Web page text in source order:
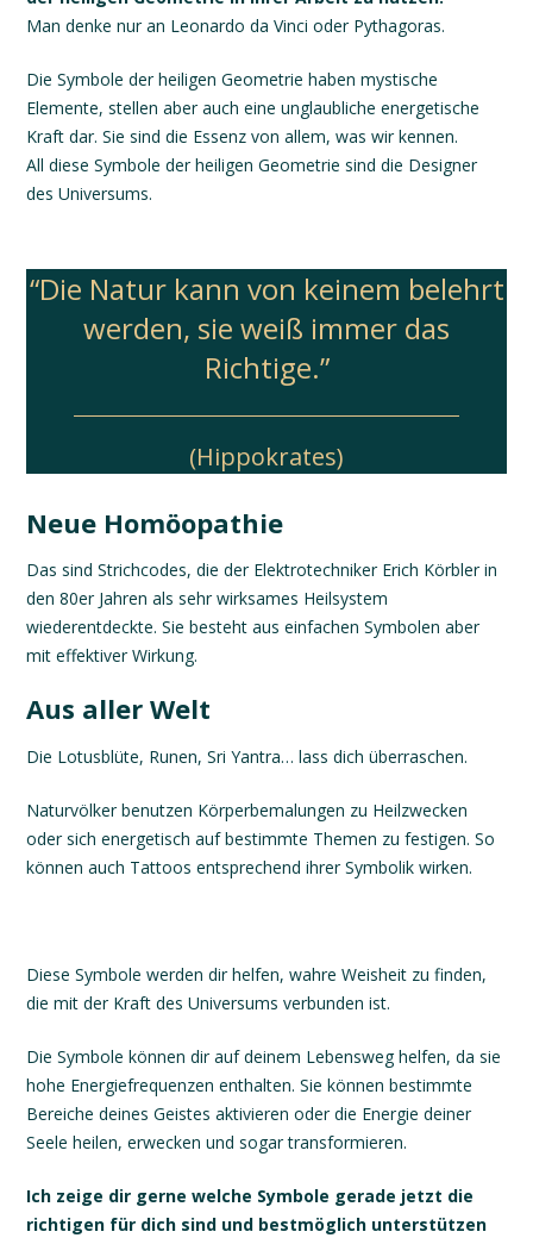
Man denke nur an Leonardo da Vinci oder Pythagoras.
Die Symbole der heiligen Geometrie haben mystische
Elemente, stellen aber auch eine unglaubliche energetische
Kraft dar. Sie sind die Essenz von allem, was wir kennen.
All diese Symbole der heiligen Geometrie sind die Designer
des Universums.
“Die Natur kann von keinem belehrt
werden, sie weiß immer das
Richtige.”
(Hippokrates)
Neue Homöopathie
Das sind Strichcodes, die der Elektrotechniker Erich Körbler in
den 80er Jahren als sehr wirksames Heilsystem
wiederentdeckte. Sie besteht aus einfachen Symbolen aber
mit effektiver Wirkung.
Aus aller Welt
Die Lotusblüte, Runen, Sri Yantra… lass dich überraschen.
Naturvölker benutzen Körperbemalungen zu Heilzwecken
oder sich energetisch auf bestimmte Themen zu festigen. So
können auch Tattoos entsprechend ihrer Symbolik wirken.
Diese Symbole werden dir helfen, wahre Weisheit zu finden,
die mit der Kraft des Universums verbunden ist.
Die Symbole können dir auf deinem Lebensweg helfen, da sie
hohe Energiefrequenzen enthalten. Sie können bestimmte
Bereiche deines Geistes aktivieren oder die Energie deiner
Seele heilen, erwecken und sogar transformieren.
Ich zeige dir gerne welche Symbole gerade jetzt die
richtigen für dich sind und bestmöglich unterstützen